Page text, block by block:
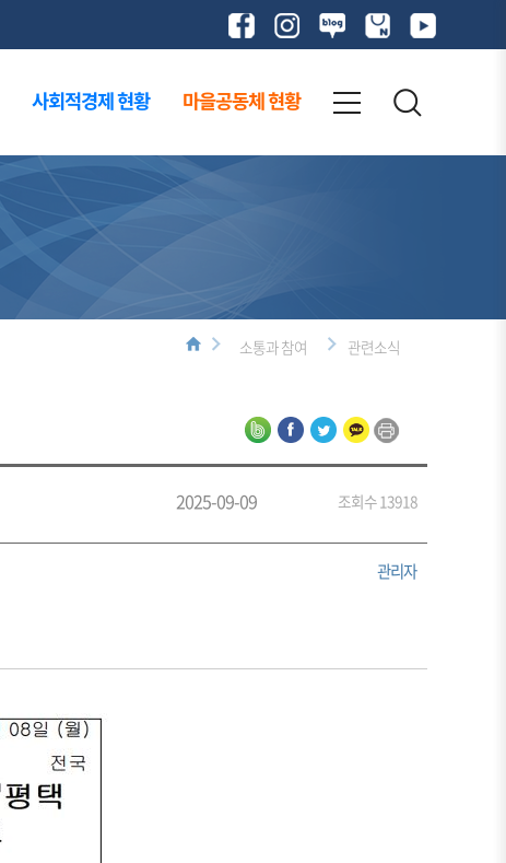
사회적경제 현황 마을공동체 현황
소통과 참여 관련소식
2025-09-09 조회수 13918
관리자